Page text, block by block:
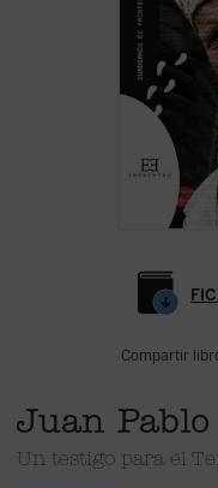
Compartir
Juan
Un testigo para el